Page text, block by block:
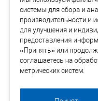
Интернет-магазин
Copyright 2005-2026 © ООО
права защищены.
117485, Москва, ул.
Посмотреть на карте
системы для сбора и
производительности и
для улучшения и
предоставления
«Принять» или
соглашаетесь на
метрических систем.